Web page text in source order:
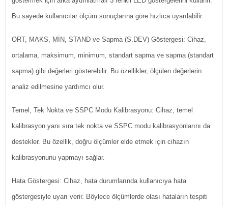
Bu sayede kullanıcılar ölçüm sonuçlarına göre hızlıca uyarılabilir.
ORT, MAKS, MİN, STAND ve Sapma (S.DEV) Göstergesi: Cihaz,
ortalama, maksimum, minimum, standart sapma ve sapma (standart
sapma) gibi değerleri gösterebilir. Bu özellikler, ölçülen değerlerin
analiz edilmesine yardımcı olur.
Temel, Tek Nokta ve SSPC Modu Kalibrasyonu: Cihaz, temel
kalibrasyon yanı sıra tek nokta ve SSPC modu kalibrasyonlarını da
destekler. Bu özellik, doğru ölçümler elde etmek için cihazın
kalibrasyonunu yapmayı sağlar.
Hata Göstergesi: Cihaz, hata durumlarında kullanıcıya hata
göstergesiyle uyarı verir. Böylece ölçümlerde olası hataların tespiti